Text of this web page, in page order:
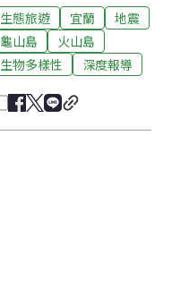
生態旅遊 宜蘭
地震
龜山島
火山島
生物多樣性
深度報導